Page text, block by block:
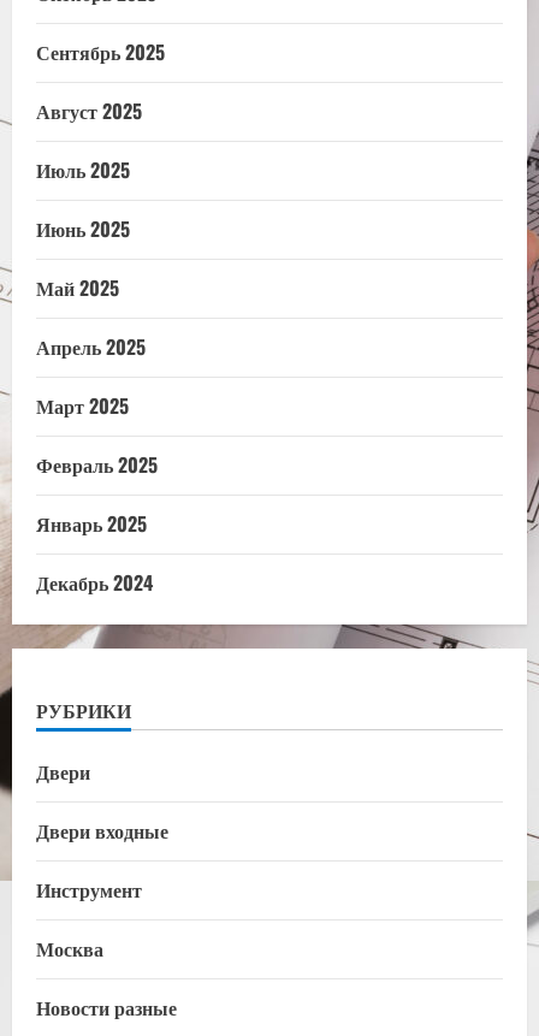
Сентябрь 2025
Август 2025
Июль 2025
Июнь 2025
Май 2025
Апрель 2025
Март 2025
Февраль 2025
Январь 2025
Декабрь 2024
РУБРИКИ
Двери
Двери входные
Инструмент
Москва
Новости разные